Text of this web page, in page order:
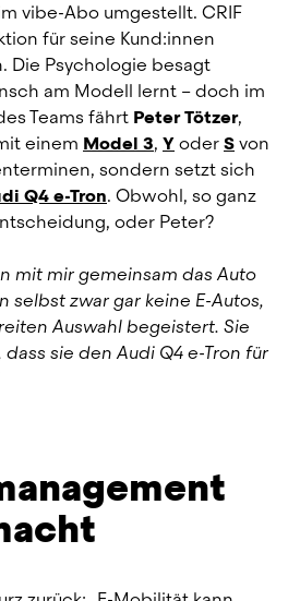
vibe-Abo umgestellt. CRIF
für seine Kund:innen
Die Psychologie besagt
am Modell lernt – doch im
Teams fährt Peter Tötzer,
einem Model 3, Y oder S
sondern setzt sich
Q4 e-Tron. Obwohl, so ganz
oder Peter?
mit mir gemeinsam das Auto
selbst zwar gar keine E-Autos,
Auswahl begeistert. Sie
sie den Audi Q4 e-Tron für